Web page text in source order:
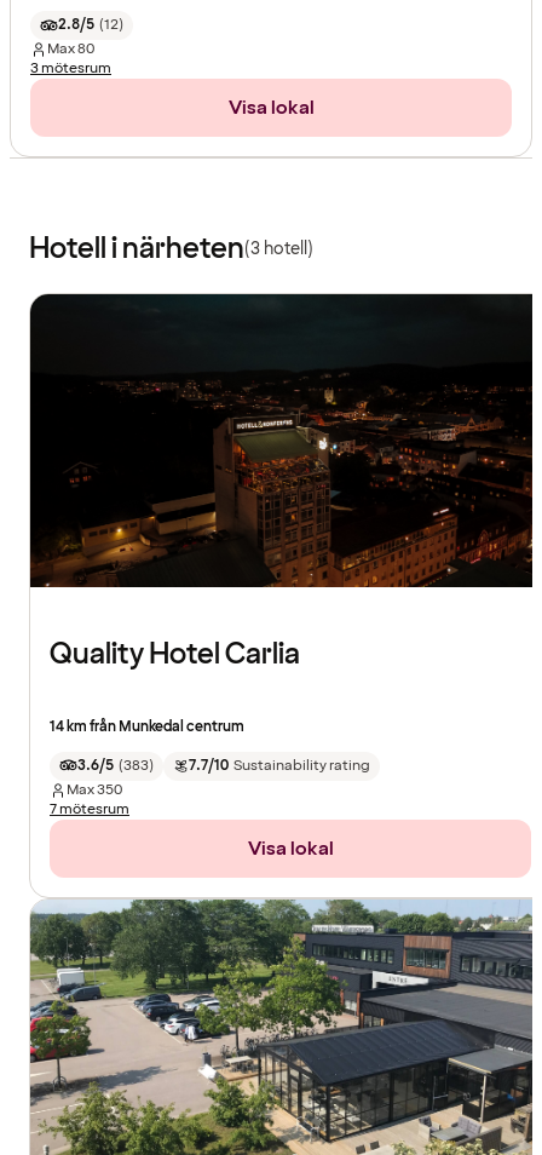
2.8/5 (12)
Max80
3 mötesrum
Visa lokal
Hotell i närheten(3 hotell)
Quality Hotel Carlia
14 km från Munkedal centrum
3.6/5 (383) 7.7/10 Sustainability rating
Max350
7 mötesrum
Visa lokal